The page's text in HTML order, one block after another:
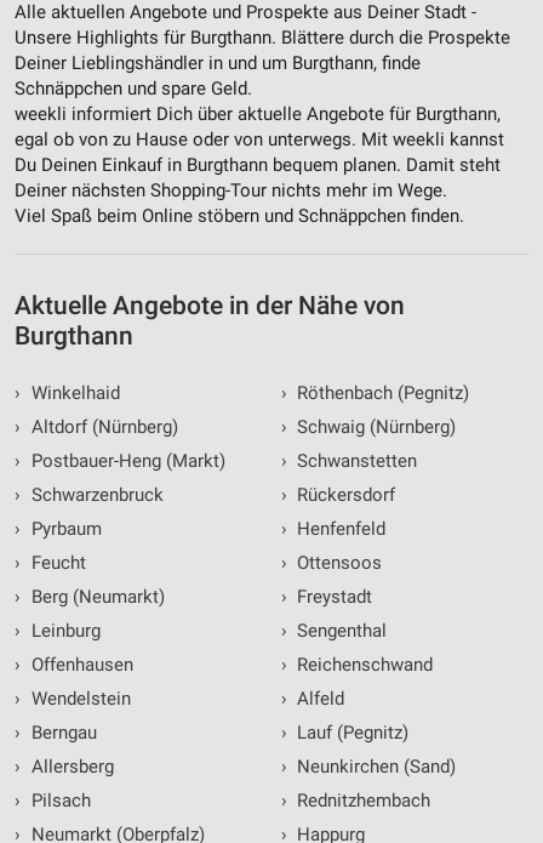
Alle aktuellen Angebote und Prospekte aus Deiner Stadt -
Unsere Highlights für Burgthann. Blättere durch die Prospekte
Deiner Lieblingshändler in und um Burgthann, finde
Schnäppchen und spare Geld.
weekli informiert Dich über aktuelle Angebote für Burgthann,
egal ob von zu Hause oder von unterwegs. Mit weekli kannst
Du Deinen Einkauf in Burgthann bequem planen. Damit steht
Deiner nächsten Shopping-Tour nichts mehr im Wege.
Viel Spaß beim Online stöbern und Schnäppchen finden.
Aktuelle Angebote in der Nähe von
Burgthann
› Winkelhaid
› Altdorf (Nürnberg)
›
Postbauer-Heng (Markt)
› Schwarzenbruck
›
Pyrbaum
›
Feucht
›
Berg (Neumarkt)
›
Leinburg
›
Offenhausen
› Wendelstein
›
Berngau
› Allersberg
›
Pilsach
›
Neumarkt (Oberpfalz)
› Röthenbach (Pegnitz)
› Schwaig (Nürnberg)
› Schwanstetten
› Rückersdorf
› Henfenfeld
› Ottensoos
› Freystadt
› Sengenthal
› Reichenschwand
› Alfeld
› Lauf (Pegnitz)
› Neunkirchen (Sand)
› Rednitzhembach
› Happurg